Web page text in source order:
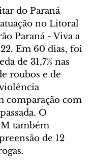
do Paraná
no Litoral
Paraná - Viva a
Em 60 dias, foi
de 31,7% nas
roubos e de
violência
comparação com
O
também
de 12